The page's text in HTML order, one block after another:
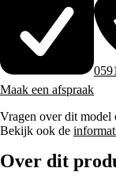
Maak een afspraak
Vragen over dit model
Bekijk ook de
Over dit